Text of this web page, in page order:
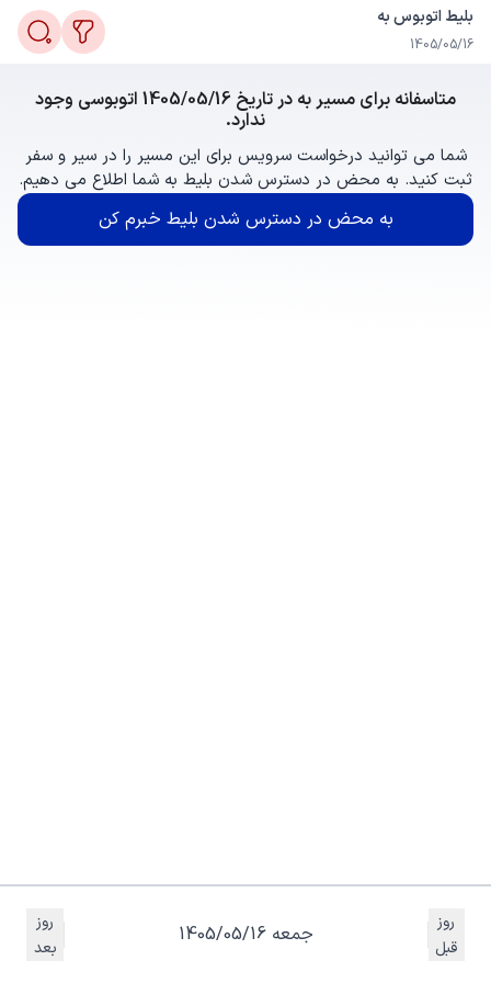
بلیط اتوبوس به
1405/05/16
متاسفانه برای مسیر به در تاریخ 1405/05/16 اتوبوسی وجود
ندارد.
شما می توانید درخواست سرویس برای این مسیر را در سیر و سفر
ثبت کنید. به محض در دسترس شدن بلیط به شما اطلاع می دهیم.
به محض در دسترس شدن بلیط خبرم کن
روز
قبل
جمعه 1405/05/16
روز
بعد